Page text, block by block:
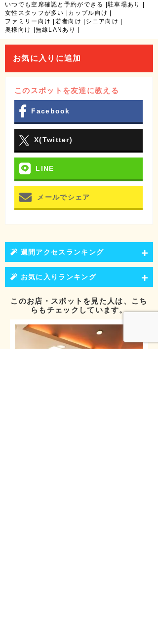
いつでも空席確認と予約ができる
駐車場あり
女性スタッフが多い
カップル向け
ファミリー向け
若者向け
シニア向け
奥様向け
無線LANあり
お気に入りに追加
このスポットを友達に教える
Facebook
X(Twitter)
LINE
メールでシェア
週間アクセスランキング
お気に入りランキング
このお店・スポットを見た人は、こち
らもチェックしています。